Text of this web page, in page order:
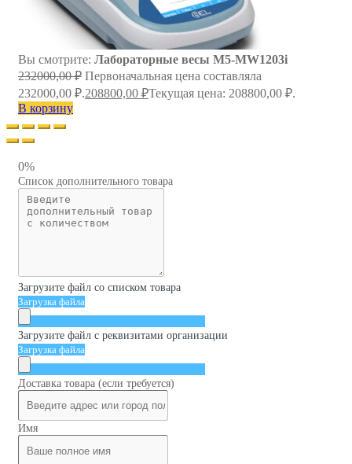
Вы смотрите: Лабораторные весы M5-MW1203i
232000,00₽ Первоначальная цена составляла
232000,00 ₽.208800,00 ₽Текущая цена: 208800,00 ₽.
В корзину
0%
Список дополнительного товара
Загрузите файл со списком товара
Загрузка файла
Загрузите файл с реквизитами организации
Загрузка файла
Доставка товара (если требуется)
Имя